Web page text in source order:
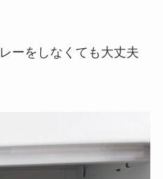
ーをしなくても大丈夫